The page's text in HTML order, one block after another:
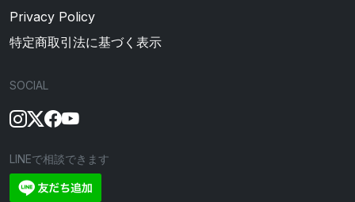
Privacy Policy
特定商取引法に基づく表示
SOCIAL
LINEで相談できます